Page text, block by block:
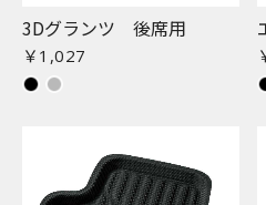
3Dグランツ 後席用
￥1,027